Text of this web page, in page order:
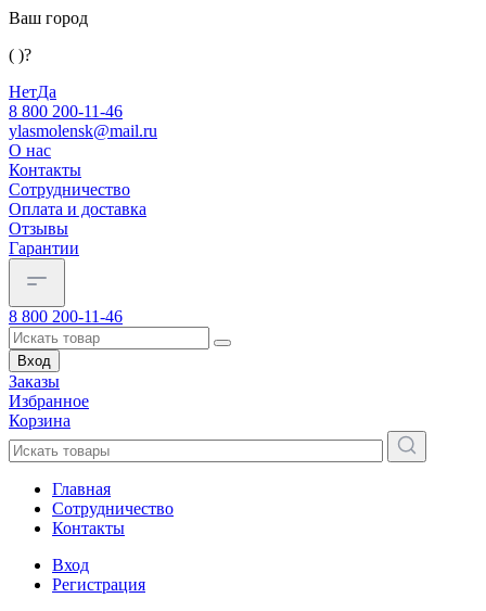
Ваш город
( )?
НетДа
8 800 200-11-46
ylasmolensk@mail.ru
О нас
Контакты
Сотрудничество
Оплата и доставка
Отзывы
Гарантии
8 800 200-11-46
Вход
Заказы
Избранное
Корзина
Главная
Сотрудничество
Контакты
Вход
Регистрация